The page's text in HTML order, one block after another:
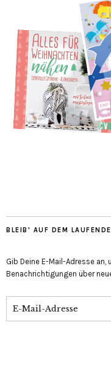
BLEIB' AUF DEM
Gib Deine E-Mail-Adresse
Benachrichtigungen über